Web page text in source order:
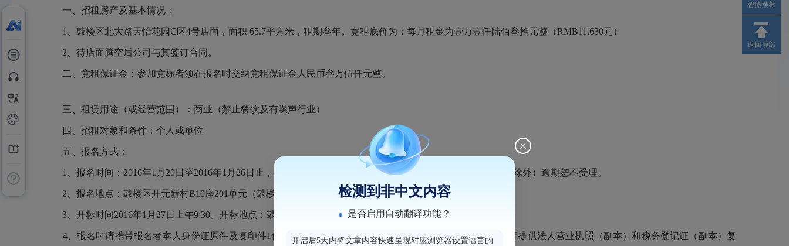
一、招租房产及基本情况：
1、鼓楼区北大路天怡花园C区4号店面，面积 65.7平方米，租期叁年。竞租底价为：每月租金为壹万壹仟陆佰叁拾元整（RMB11,630元）
2、待店面腾空后公司与其签订合同。
二、竞租保证金：参加竞标者须在报名时交纳竞租保证金人民币叁万伍仟元整。
三、租赁用途（或经营范围）：商业（禁止餐饮及有噪声行业）
四、招租对象和条件：个人或单位
五、报名方式：
1、报名时间：2016年1月20日至2016年1月26日止，上午8:30—11:00，下午3:00—5:00（周末、国家法定节假日除外）逾期恕不受理。
2、报名地点：鼓楼区开元新村B10座201单元（鼓楼区公房修建公司）。
3、开标时间2016年1月27日上午9:30。开标地点：鼓楼区开元新村B10座201单元（鼓楼区公房修建公司）。
4、报名时请携带报名者本人身份证原件及复印件1份，单位报名者请法人本人携带身份证原件及复印件；另行提供法人营业执照（副本）和税务登记证（副本）复
智能推荐
返回顶部
检测到非中文内容
是否启用自动翻译功能？
开启后5天内将文章内容快速呈现对应浏览器设置语言的